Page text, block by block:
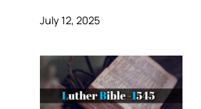
July 12, 2025